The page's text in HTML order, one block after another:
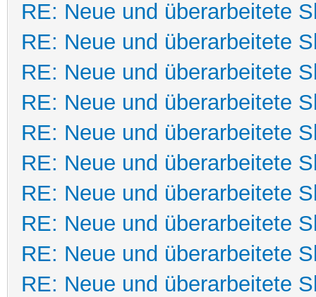
RE: Neue und überarbeitete
RE: Neue und überarbeitete
RE: Neue und überarbeitete
RE: Neue und überarbeitete
RE: Neue und überarbeitete
RE: Neue und überarbeitete
RE: Neue und überarbeitete
RE: Neue und überarbeitete
RE: Neue und überarbeitete
RE: Neue und überarbeitete